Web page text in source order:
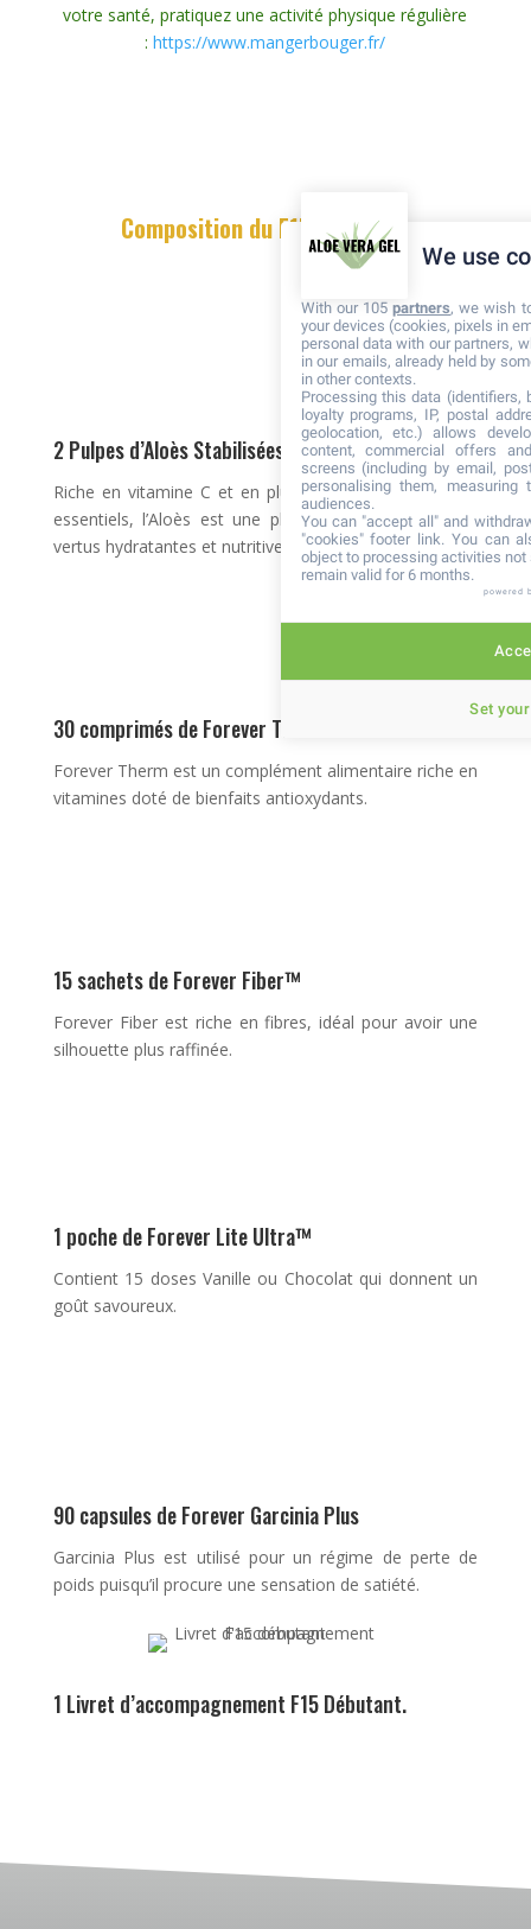
votre santé, pratiquez une activité physique régulière
:https://www.mangerbouger.fr/
Composition du F15 Débutant
2 Pulpes d’Aloès Stabilisées
Riche en vitamine C et en plusieurs éléments nutritifs
essentiels, l’Aloès est une plante reconnue pour ses
vertus hydratantes et nutritives.
30 comprimés de Forever Therm™
Forever Therm est un complément alimentaire riche en
vitamines doté de bienfaits antioxydants.
15 sachets de Forever Fiber™
Forever Fiber est riche en fibres, idéal pour avoir une
silhouette plus raffinée.
1 poche de Forever Lite Ultra™
Contient 15 doses Vanille ou Chocolat qui donnent un
goût savoureux.
90 capsules de Forever Garcinia Plus
Garcinia Plus est utilisé pour un régime de perte de
poids puisqu’il procure une sensation de satiété.
1 Livret d’accompagnement F15 Débutant.
We use
With our 105partners, we wish
your devices (cookies, pixels in
personal data with our partners,
in our emails, already held by
in other contexts.
Processing this data (identifiers,
loyalty programs, IP, postal
geolocation, etc.) allows
content, commercial offers
screens (including by email,
personalising them, measuring
audiences.
You can "accept all" and
"cookies" footer link. You can
object to processing activities
remain valid for 6 months.
powered
Set